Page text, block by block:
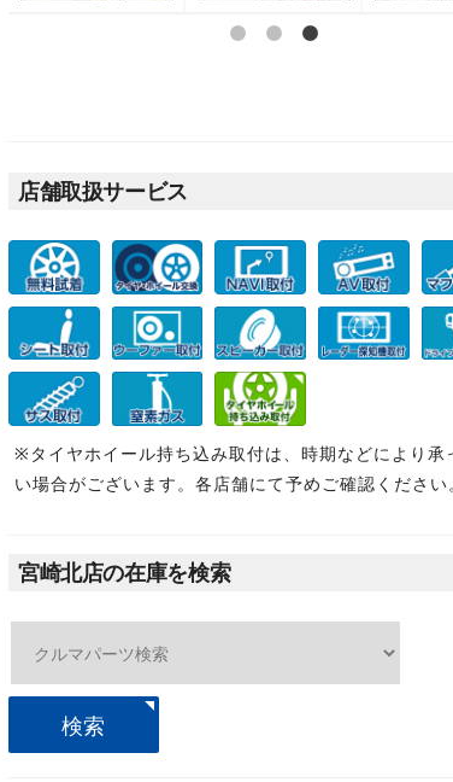
店舗取扱サービス
※タイヤホイール持ち込み取付は、時期などにより承
い場合がございます。各店舗にて予めご確認ください
宮崎北店の在庫を検索
検索